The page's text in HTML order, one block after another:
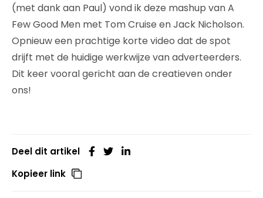
(met dank aan Paul) vond ik deze mashup van A
Few Good Men met Tom Cruise en Jack Nicholson.
Opnieuw een prachtige korte video dat de spot
drijft met de huidige werkwijze van adverteerders.
Dit keer vooral gericht aan de creatieven onder
ons!
Deel dit artikel
Kopieer link